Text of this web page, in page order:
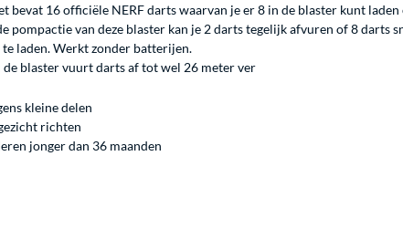
bevat 16 officiële NERF darts waarvan je er 8 in de blaster kunt
pompactie van deze blaster kan je 2 darts tegelijk afvuren of 8 darts
laden. Werkt zonder batterijen.
blaster vuurt darts af tot wel 26 meter ver
kleine delen
richten
jonger dan 36 maanden